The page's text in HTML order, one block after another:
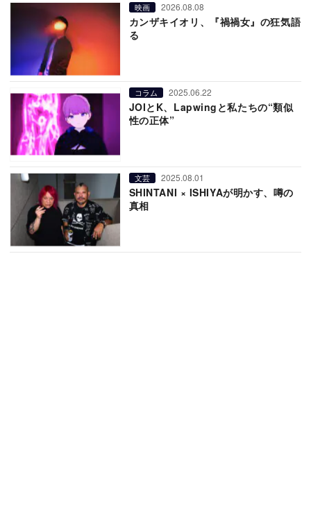
映画 2026.08.08
カンザキイオリ、『禍禍女』の狂気語
る
コラム 2025.06.22
JOIとK、Lapwingと私たちの“類似
性の正体”
文芸 2025.08.01
SHINTANI × ISHIYAが明かす、噂の
真相